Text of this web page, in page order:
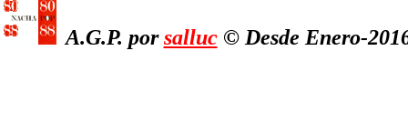
A.G.P. porsalluc© Desde Enero-